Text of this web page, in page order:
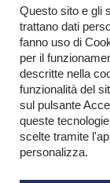
Azienda
Contatti
Copyright © 2026
l'informativa sulla
Questo sito e gli
trattano dati
fanno uso di
per il
descritte nella
funzionalità del
sul pulsante
queste
scelte tramite
personalizza.